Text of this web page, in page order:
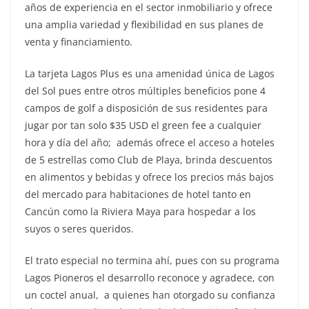
años de experiencia en el sector inmobiliario y ofrece
una amplia variedad y flexibilidad en sus planes de
venta y financiamiento.
La tarjeta Lagos Plus es una amenidad única de Lagos
del Sol pues entre otros múltiples beneficios pone 4
campos de golf a disposición de sus residentes para
jugar por tan solo $35 USD el green fee a cualquier
hora y día del año; además ofrece el acceso a hoteles
de 5 estrellas como Club de Playa, brinda descuentos
en alimentos y bebidas y ofrece los precios más bajos
del mercado para habitaciones de hotel tanto en
Cancún como la Riviera Maya para hospedar a los
suyos o seres queridos.
El trato especial no termina ahí, pues con su programa
Lagos Pioneros el desarrollo reconoce y agradece, con
un coctel anual, a quienes han otorgado su confianza